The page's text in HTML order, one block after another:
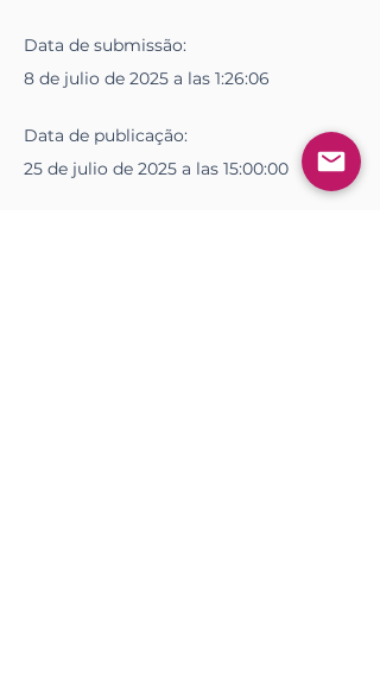
Data de submissão:
8 de julio de 2025 a las 1:26:06
Data de publicação:
25 de julio de 2025 a las 15:00:00